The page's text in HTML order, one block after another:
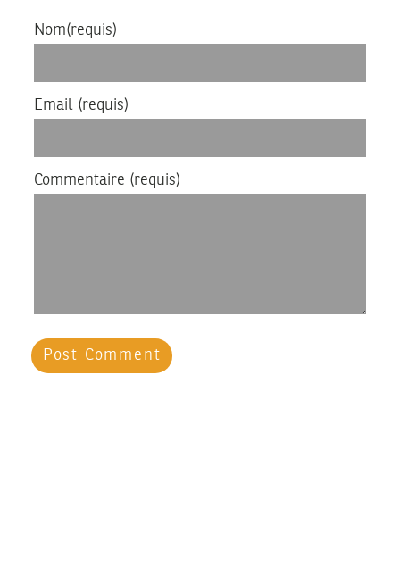
Nom(requis)
Email (requis)
Commentaire (requis)